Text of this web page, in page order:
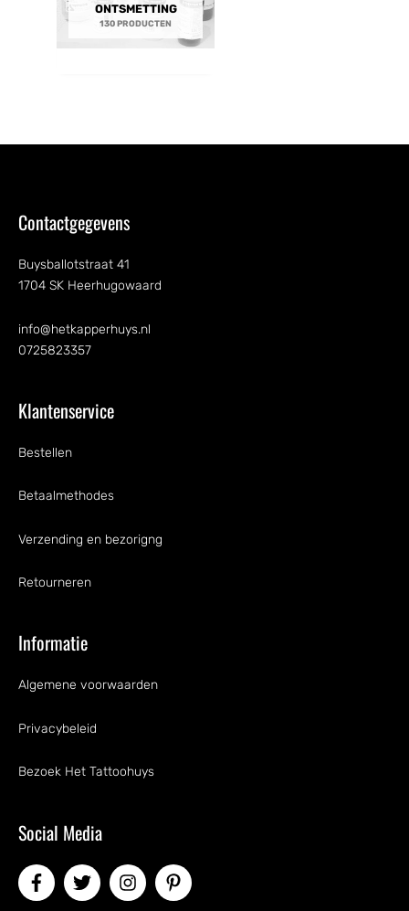
ONTSMETTING
130 PRODUCTEN
Contactgegevens
Buysballotstraat 41
1704 SK Heerhugowaard
info@hetkapperhuys.nl
0725823357
Klantenservice
Bestellen
Betaalmethodes
Verzending en bezorigng
Retourneren
Informatie
Algemene voorwaarden
Privacybeleid
Bezoek Het Tattoohuys
Social Media